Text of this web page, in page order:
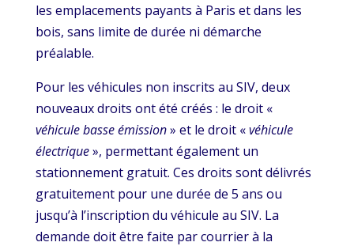
les emplacements payants à Paris et dans les
bois, sans limite de durée ni démarche
préalable.
Pour les véhicules non inscrits au SIV, deux
nouveaux droits ont été créés : le droit «
véhicule basse émission» et le droit «véhicule
électrique», permettant également un
stationnement gratuit. Ces droits sont délivrés
gratuitement pour une durée de 5 ans ou
jusqu’à l’inscription du véhicule au SIV. La
demande doit être faite par courrier à la